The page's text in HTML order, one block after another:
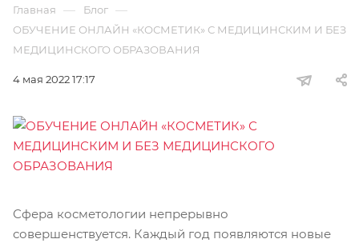
Главная — Блог —
ОБУЧЕНИЕ ОНЛАЙН «КОСМЕТИК» С МЕДИЦИНСКИМ И БЕЗ
МЕДИЦИНСКОГО ОБРАЗОВАНИЯ
4 мая 2022 17:17
Сфера косметологии непрерывно
совершенствуется. Каждый год появляются новые